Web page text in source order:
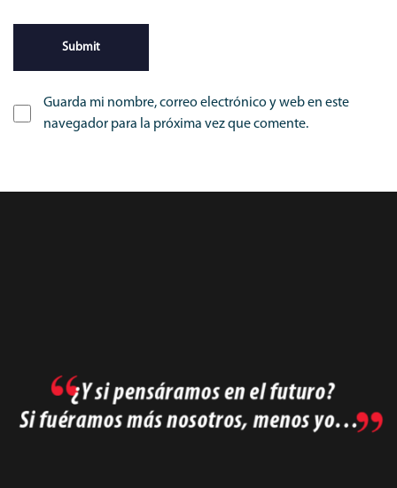
Guarda mi nombre, correo electrónico y web en este
navegador para la próxima vez que comente.